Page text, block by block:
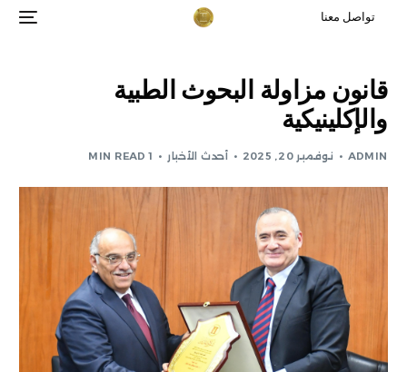
تواصل معنا
قانون مزاولة البحوث الطبية
والإكلينيكية
ADMIN نوفمبر 20, 2025 أحدث الأخبار 1 MIN READ